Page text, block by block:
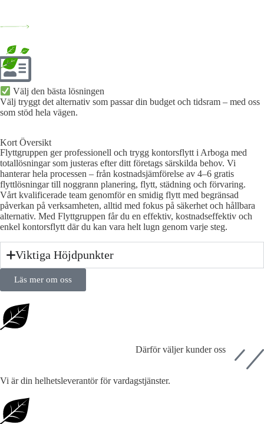
Välj den bästa lösningen​
Välj tryggt det alternativ som passar din budget och tidsram – med oss
som stöd hela vägen.
Kort Översikt
Flyttgruppen ger professionell och trygg kontorsflytt i Arboga med
totallösningar som justeras efter ditt företags särskilda behov. Vi
hanterar hela processen – från kostnadsjämförelse av 4–6 gratis
flyttlösningar till noggrann planering, flytt, städning och förvaring.
Vårt kvalificerade team genomför en smidig flytt med begränsad
påverkan på verksamheten, alltid med fokus på säkerhet och hållbara
alternativ. Med Flyttgruppen får du en effektiv, kostnadseffektiv och
enkel kontorsflytt där du kan vara helt lugn genom varje steg.
Viktiga Höjdpunkter
Läs mer om oss
Därför väljer kunder oss
Vi är din helhetsleverantör för vardagstjänster.